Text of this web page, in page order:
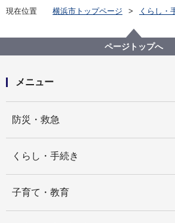
現在位置 横浜市トップページ
くらし・
地産地消の取組「買う・味わう」
よこはまの農畜産物を味わう(よこ
ト店等)
ページトップへ
メニュー
防災・救急
くらし・手続き
子育て・教育